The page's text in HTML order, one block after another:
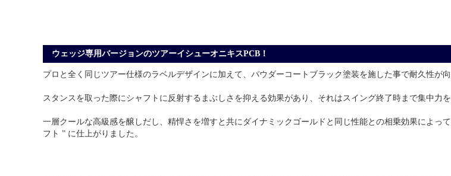
ウェッジ専用バージョンのツアーイシューオニキスPCB！
プロと全く同じツアー仕様のラベルデザインに加えて、パウダーコートブラック塗装を施した事で耐久性が向
スタンスを取った際にシャフトに反射するまぶしさを抑える効果があり、それはスイング終了時まで集中力
一層クールな高級感を醸しだし、精悍さを増すと共にダイナミックゴールドと同じ性能との相乗効果によっ
フト ” に仕上がりました。